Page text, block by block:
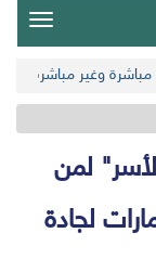
لمن
لجادة